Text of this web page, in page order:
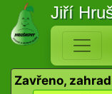
Jiří
Zavřeno,